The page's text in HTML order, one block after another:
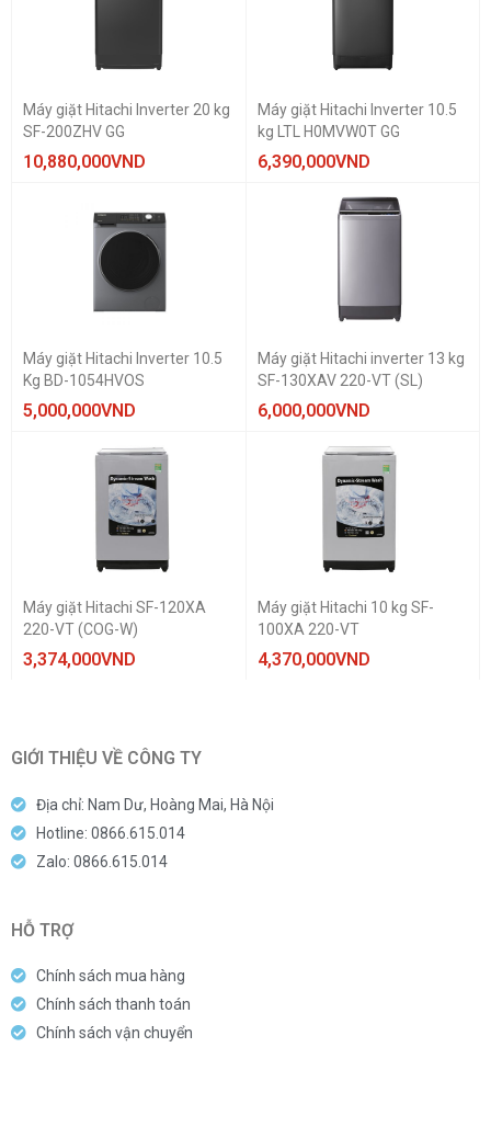
Máy giặt Hitachi Inverter 20 kg
SF-200ZHV GG
10,880,000VND
Máy giặt Hitachi Inverter 10.5
kg LTL H0MVW0T GG
6,390,000VND
Máy giặt Hitachi Inverter 10.5
Kg BD-1054HVOS
5,000,000VND
Máy giặt Hitachi inverter 13 kg
SF-130XAV 220-VT (SL)
6,000,000VND
Máy giặt Hitachi SF-120XA
220-VT (COG-W)
3,374,000VND
Máy giặt Hitachi 10 kg SF-
100XA 220-VT
4,370,000VND
GIỚI THIỆU VỀ CÔNG TY
Địa chỉ: Nam Dư, Hoàng Mai, Hà Nội
Hotline: 0866.615.014
Zalo: 0866.615.014
HỖ TRỢ
Chính sách mua hàng
Chính sách thanh toán
Chính sách vận chuyển
KHỐI LƯỢNG GIẶT
9 - 10 Kg
Cửa trên